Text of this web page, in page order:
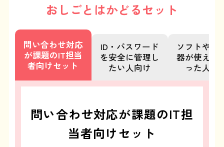
おしごとはかどるセット
問い合わせ対応
が課題のIT担当
者向けセット
ID・パスワード
を安全に管理し
たい人向け
ソフトや周
器が使えな
った人向
問い合わせ対応が課題のIT担
当者向けセット